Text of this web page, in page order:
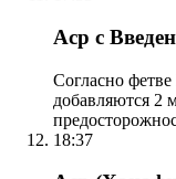
Аср с
Согласно
добавляются 2
18:37